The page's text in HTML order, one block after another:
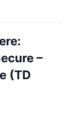
–
(TD